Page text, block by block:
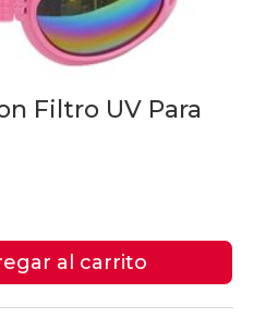
Filtro UV Para
al carrito